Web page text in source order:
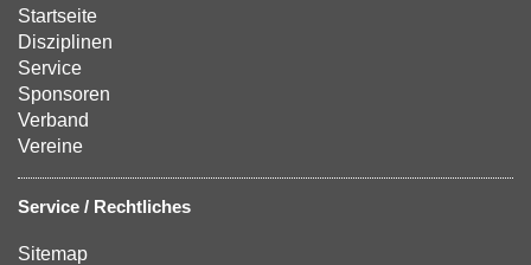
Startseite
Disziplinen
Service
Sponsoren
Verband
Vereine
Service / Rechtliches
Sitemap